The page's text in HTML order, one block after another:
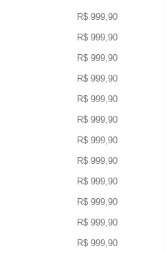
R$ 999,90
R$ 999,90
R$ 999,90
R$ 999,90
R$ 999,90
R$ 999,90
R$ 999,90
R$ 999,90
R$ 999,90
R$ 999,90
R$ 999,90
R$ 999,90